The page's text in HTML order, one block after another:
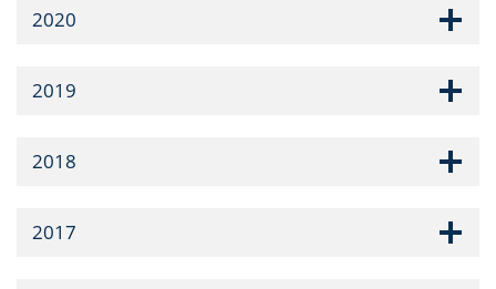
2020
2019
2018
2017